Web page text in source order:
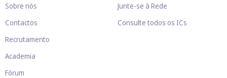
Sobre nós
Contactos
Recrutamento
Academia
Fórum
Junte-se à Rede
Consulte todos os ICs